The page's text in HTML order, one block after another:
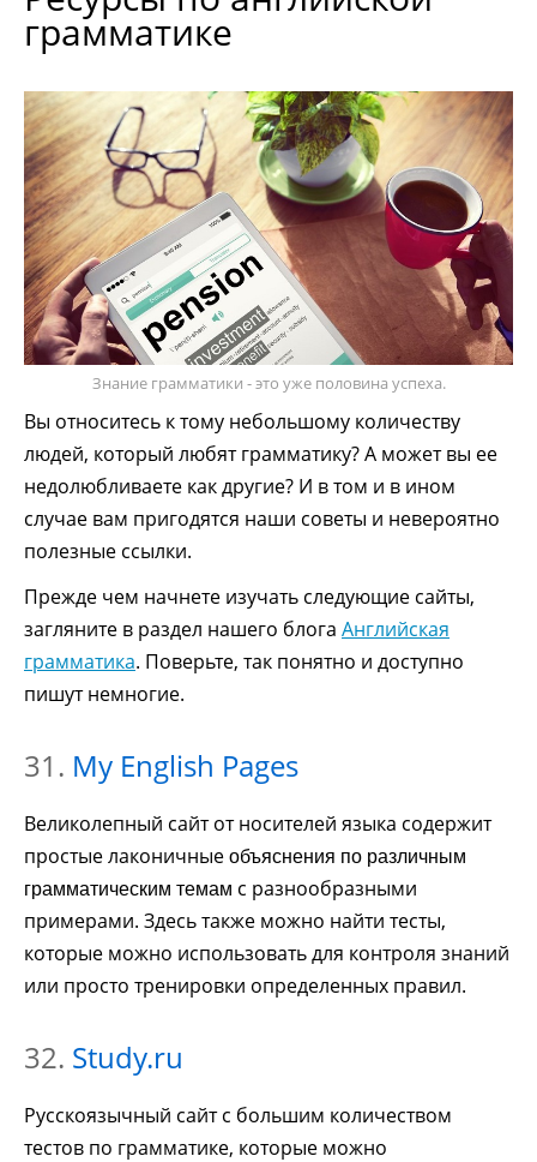
грамматике
Знание грамматики - это уже половина успеха.
Вы относитесь к тому небольшому количеству
людей, который любят грамматику? А может вы ее
недолюбливаете как другие? И в том и в ином
случае вам пригодятся наши советы и невероятно
полезные ссылки.
Прежде чем начнете изучать следующие сайты,
загляните в раздел нашего блога Английская
грамматика. Поверьте, так понятно и доступно
пишут немногие.
31. My English Pages
Великолепный сайт от носителей языка содержит
простые лаконичные объяснения по различным
грамматическим темам с разнообразными
примерами. Здесь также можно найти тесты,
которые можно использовать для контроля знаний
или просто тренировки определенных правил.
32. Study.ru
Русскоязычный сайт с большим количеством
тестов по грамматике, которые можно